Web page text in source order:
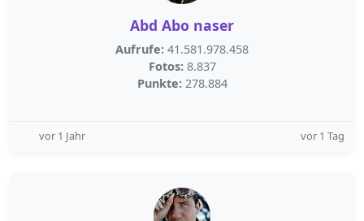
Abd Abo naser
Aufrufe: 41.581.978.458
Fotos: 8.837
Punkte: 278.884
vor 1 Jahr vor 1 Tag